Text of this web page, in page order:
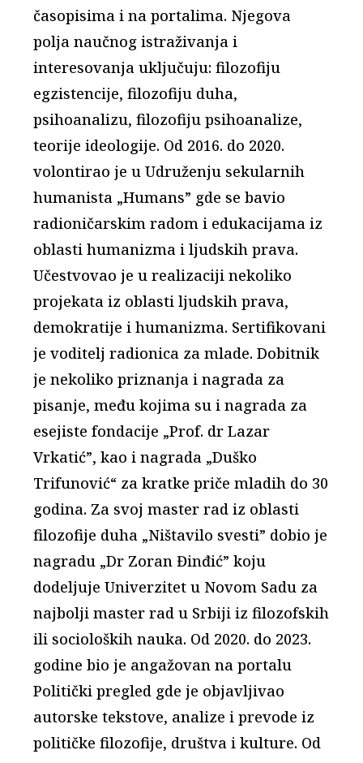
časopisima i na portalima. Njegova
polja naučnog istraživanja i
interesovanja uključuju: filozofiju
egzistencije, filozofiju duha,
psihoanalizu, filozofiju psihoanalize,
teorije ideologije. Od 2016. do 2020.
volontirao je u Udruženju sekularnih
humanista „Humans” gde se bavio
radioničarskim radom i edukacijama iz
oblasti humanizma i ljudskih prava.
Učestvovao je u realizaciji nekoliko
projekata iz oblasti ljudskih prava,
demokratije i humanizma. Sertifikovani
je voditelj radionica za mlade. Dobitnik
je nekoliko priznanja i nagrada za
pisanje, među kojima su i nagrada za
esejiste fondacije „Prof. dr Lazar
Vrkatić”, kao i nagrada „Duško
Trifunović“ za kratke priče mladih do 30
godina. Za svoj master rad iz oblasti
filozofije duha „Ništavilo svesti” dobio je
nagradu „Dr Zoran Đinđić” koju
dodeljuje Univerzitet u Novom Sadu za
najbolji master rad u Srbiji iz filozofskih
ili socioloških nauka. Od 2020. do 2023.
godine bio je angažovan na portalu
Politički pregled gde je objavljivao
autorske tekstove, analize i prevode iz
političke filozofije, društva i kulture. Od